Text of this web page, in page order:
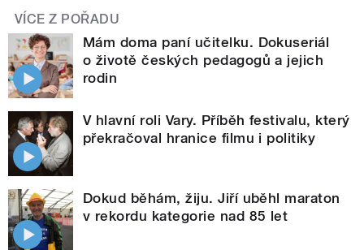
VÍCE Z POŘADU
Mám doma paní učitelku. Dokuseriál
o životě českých pedagogů a jejich
rodin
V hlavní roli Vary. Příběh festivalu, který
překračoval hranice filmu i politiky
Dokud běhám, žiju. Jiří uběhl maraton
v rekordu kategorie nad 85 let